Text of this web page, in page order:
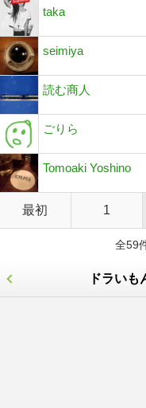
taka
seimiya
読む商人
ごりら
Tomoaki Yoshino
最初 1
全59
ドラい